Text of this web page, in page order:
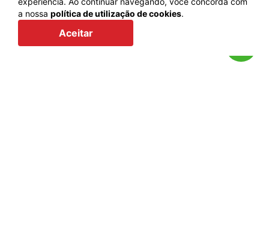
a nossa política de utilização de cookies.
Aceitar